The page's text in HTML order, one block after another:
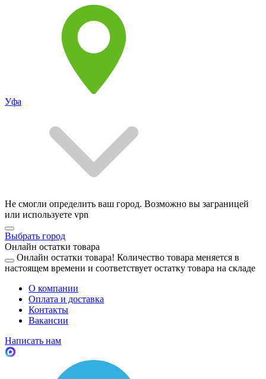
Уфа
Не смогли определить ваш город. Возможно вы заграницей
или используете vpn
Выбрать город
Онлайн остатки товара
Онлайн остатки товара! Количество товара меняется в
настоящем времени и соответствует остатку товара на складе
О компании
Оплата и доставка
Контакты
Вакансии
Написать нам